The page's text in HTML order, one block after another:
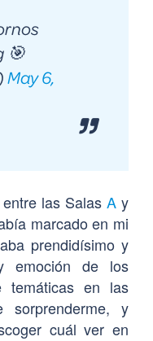
🎯
May 6,
entre las SalasA y
marcado en mi
prendidísimo y
emoción de los
temáticas en las
sorprenderme, y
cuál ver en